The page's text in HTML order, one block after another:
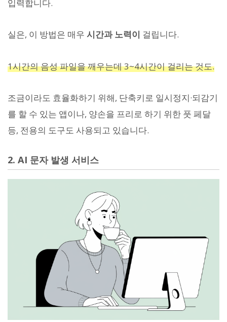
입력합니다.
실은, 이 방법은 매우 시간과 노력이 걸립니다.
1시간의 음성 파일을 깨우는데 3~4시간이 걸리는 것도.
조금이라도 효율화하기 위해, 단축키로 일시정지·되감기
를 할 수 있는 앱이나, 양손을 프리로 하기 위한 풋 페달
등, 전용의 도구도 사용되고 있습니다.
2. AI 문자 발생 서비스